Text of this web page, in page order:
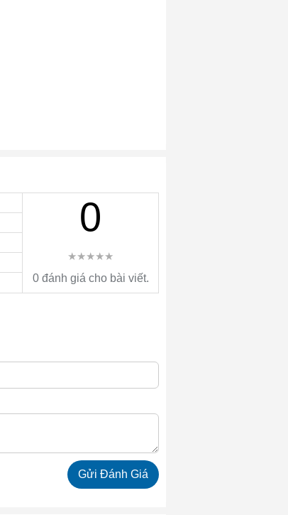
0
★★★★★
0 đánh giá cho bài viết.